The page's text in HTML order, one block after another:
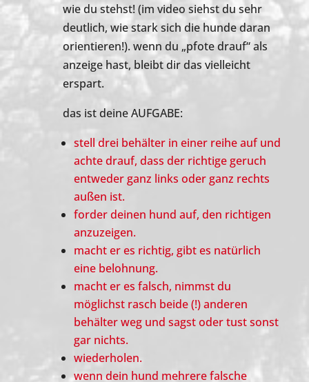
wie du stehst! (im video siehst du sehr
deutlich, wie stark sich die hunde daran
orientieren!). wenn du „pfote drauf“ als
anzeige hast, bleibt dir das vielleicht
erspart.
das ist deine AUFGABE:
stell drei behälter in einer reihe auf und
achte drauf, dass der richtige geruch
entweder ganz links oder ganz rechts
außen ist.
forder deinen hund auf, den richtigen
anzuzeigen.
macht er es richtig, gibt es natürlich
eine belohnung.
macht er es falsch, nimmst du
möglichst rasch beide (!) anderen
behälter weg und sagst oder tust sonst
gar nichts.
wiederholen.
wenn dein hund mehrere falsche